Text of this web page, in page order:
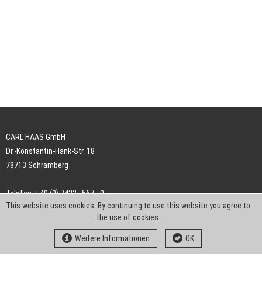
CARL HAAS GmbH
Dr.-Konstantin-Hank-Str. 18
78713 Schramberg
Telefon: +49 (0) 7422 . 567 - 0
Telefax: +49 (0) 7422 . 567 - 239
info-ch@kern-liebers.com
This website uses cookies. By continuing to use this website you agree to
the use of cookies.
Weitere Informationen OK